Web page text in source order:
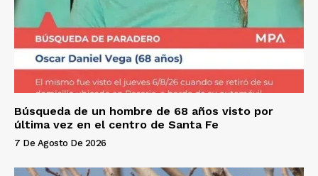
Búsqueda de un hombre de 68 años visto por
última vez en el centro de Santa Fe
7 De Agosto De 2026